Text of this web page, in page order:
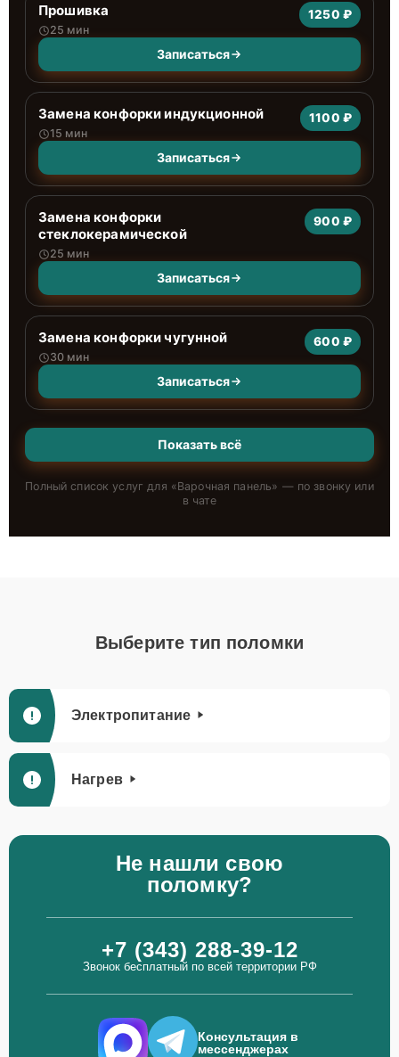
Прошивка
25 мин
1250 ₽
Записаться
Замена конфорки индукционной
15 мин
1100 ₽
Записаться
Замена конфорки
стеклокерамической
25 мин
900 ₽
Записаться
Замена конфорки чугунной
30 мин
600 ₽
Записаться
Показать всё
Полный список услуг для «Варочная панель» — по звонку или
в чате
Выберите тип поломки
Электропитание
Нагрев
Не нашли свою
поломку?
+7 (343) 288-39-12
Звонок бесплатный по всей территории РФ
Консультация в
мессенджерах